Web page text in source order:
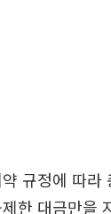
규정에 따라
한 대금만을